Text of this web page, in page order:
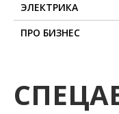
ЭЛЕКТРИКА
ПРО БИЗНЕС